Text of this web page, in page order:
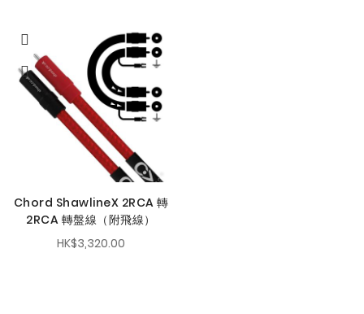
Chord ShawlineX 2RCA 轉
2RCA 轉盤線（附飛線）
HK$3,320.00